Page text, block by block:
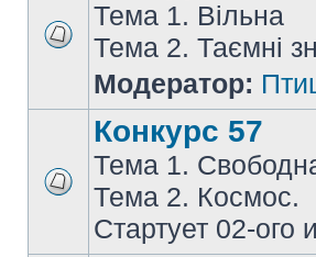
Тема 1. Вільна
Тема 2. Таємні
Модератор:
Конкурс 57
Тема 1.
Тема 2. Космос.
Стартует 02-ого